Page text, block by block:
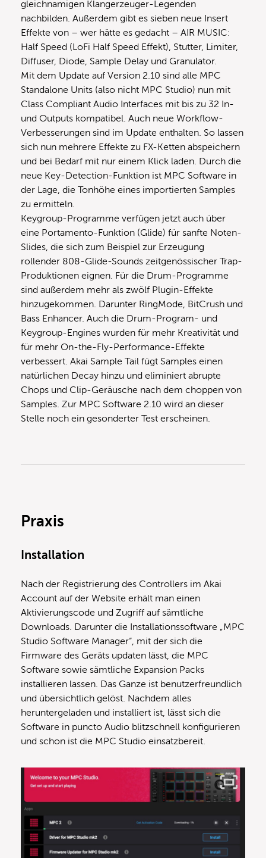
gleichnamigen Klangerzeuger-Legenden
nachbilden. Außerdem gibt es sieben neue Insert
Effekte von – wer hätte es gedacht – AIR MUSIC:
Half Speed (LoFi Half Speed Effekt), Stutter, Limiter,
Diffuser, Diode, Sample Delay und Granulator.
Mit dem Update auf Version 2.10 sind alle MPC
Standalone Units (also nicht MPC Studio) nun mit
Class Compliant Audio Interfaces mit bis zu 32 In-
und Outputs kompatibel. Auch neue Workflow-
Verbesserungen sind im Update enthalten. So lassen
sich nun mehrere Effekte zu FX-Ketten abspeichern
und bei Bedarf mit nur einem Klick laden. Durch die
neue Key-Detection-Funktion ist MPC Software in
der Lage, die Tonhöhe eines importierten Samples
zu ermitteln.
Keygroup-Programme verfügen jetzt auch über
eine Portamento-Funktion (Glide) für sanfte Noten-
Slides, die sich zum Beispiel zur Erzeugung
rollender 808-Glide-Sounds zeitgenössischer Trap-
Produktionen eignen. Für die Drum-Programme
sind außerdem mehr als zwölf Plugin-Effekte
hinzugekommen. Darunter RingMode, BitCrush und
Bass Enhancer. Auch die Drum-Program- und
Keygroup-Engines wurden für mehr Kreativität und
für mehr On-the-Fly-Performance-Effekte
verbessert. Akai Sample Tail fügt Samples einen
natürlichen Decay hinzu und eliminiert abrupte
Chops und Clip-Geräusche nach dem choppen von
Samples. Zur MPC Software 2.10 wird an dieser
Stelle noch ein gesonderter Test erscheinen.
Praxis
Installation
Nach der Registrierung des Controllers im Akai
Account auf der Website erhält man einen
Aktivierungscode und Zugriff auf sämtliche
Downloads. Darunter die Installationssoftware „MPC
Studio Software Manager“, mit der sich die
Firmware des Geräts updaten lässt, die MPC
Software sowie sämtliche Expansion Packs
installieren lassen. Das Ganze ist benutzerfreundlich
und übersichtlich gelöst. Nachdem alles
heruntergeladen und installiert ist, lässt sich die
Software in puncto Audio blitzschnell konfigurieren
und schon ist die MPC Studio einsatzbereit.